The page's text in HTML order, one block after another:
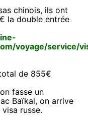
chinois, ils ont
la double entrée
voyage/service/
de 855€
fasse un
Baïkal, on arrive
russe.